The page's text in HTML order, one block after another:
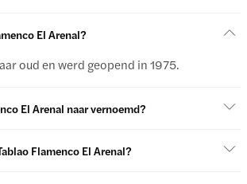
El Arenal?
oud en werd geopend in 1975.
El Arenal naar vernoemd?
Flamenco El Arenal?